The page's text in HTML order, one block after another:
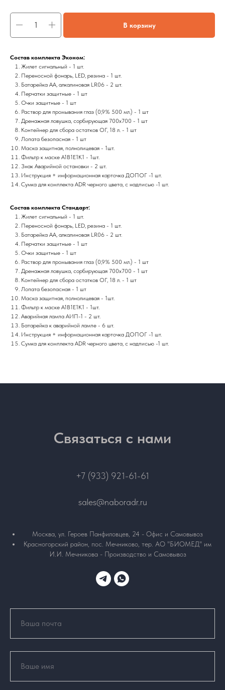
В корзину
Состав комплекта Эконом:
Жилет сигнальный - 1 шт.
Переносной фонарь, LED, резина - 1 шт.
Батарейка АА, алкалиновая LR06 - 2 шт.
Перчатки защитные - 1 шт
Очки защитные - 1 шт
Раствор для промывания глаз (0,9% 500 мл.) - 1 шт
Дренажная ловушка, сорбирующая 700x700 - 1 шт
Контейнер для сбора остатков ОГ, 18 л. - 1 шт
Лопата безопасная - 1 шт
Маска защитная, полнолицевая - 1шт.
Фильтр к маске А1В1Е1К1 - 1шт.
Знак Аварийной остановки - 2 шт.
Инструкция + информационная карточка ДОПОГ -1 шт.
Сумка для комплекта ADR черного цвета, с надписью -1 шт.
Состав комплекта Стандарт:
Жилет сигнальный - 1 шт.
Переносной фонарь, LED, резина - 1 шт.
Батарейка АА, алкалиновая LR06 - 2 шт.
Перчатки защитные - 1 шт
Очки защитные - 1 шт
Раствор для промывания глаз (0,9% 500 мл.) - 1 шт
Дренажная ловушка, сорбирующая 700x700 - 1 шт
Контейнер для сбора остатков ОГ, 18 л. - 1 шт
Лопата безопасная - 1 шт
Маска защитная, полнолицевая - 1шт.
Фильтр к маске А1В1Е1К1 - 1шт.
Аварийная лампа АИП-1 - 2 шт.
Батарейка к аварийной лампе - 6 шт.
Инструкция + информационная карточка ДОПОГ -1 шт.
Сумка для комплекта ADR черного цвета, с надписью -1 шт.
Связаться с нами
+7 (933) 921-61-61
sales@naboradr.ru
Москва, ул. Героев Панфиловцев, 24 - Офис и Самовывоз
Красногорский район, пос. Мечниково, тер. АО "БИОМЕД" им
И.И. Мечникова - Производство и Самовывоз